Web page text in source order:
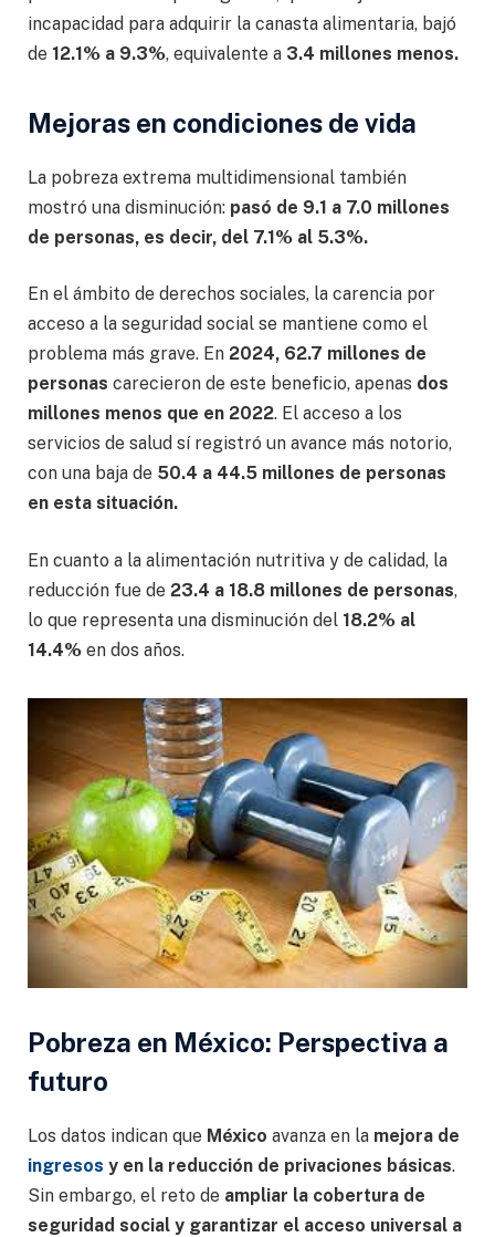
incapacidad para adquirir la canasta alimentaria, bajó
de 12.1% a 9.3%, equivalente a 3.4 millones menos.
Mejoras en condiciones de vida
La pobreza extrema multidimensional también
mostró una disminución: pasó de 9.1 a 7.0 millones
de personas, es decir, del 7.1% al 5.3%.
En el ámbito de derechos sociales, la carencia por
acceso a la seguridad social se mantiene como el
problema más grave. En 2024, 62.7 millones de
personas carecieron de este beneficio, apenas dos
millones menos que en 2022. El acceso a los
servicios de salud sí registró un avance más notorio,
con una baja de 50.4 a 44.5 millones de personas
en esta situación.
En cuanto a la alimentación nutritiva y de calidad, la
reducción fue de 23.4 a 18.8 millones de personas,
lo que representa una disminución del 18.2% al
14.4% en dos años.
Pobreza en México: Perspectiva a
futuro
Los datos indican que México avanza en la mejora de
ingresos y en la reducción de privaciones básicas.
Sin embargo, el reto de ampliar la cobertura de
seguridad social y garantizar el acceso universal a